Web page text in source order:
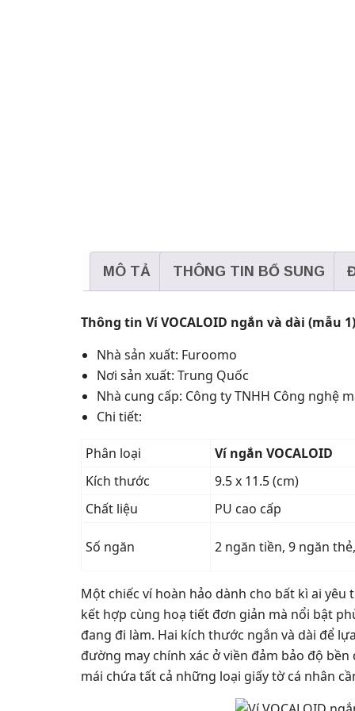
MÔ TẢ THÔNG TIN BỔ SUNG
Thông tin Ví VOCALOID ngắn và dài (mẫu
Nhà sản xuất: Furoomo
Nơi sản xuất: Trung Quốc
Nhà cung cấp: Công ty TNHH Công nghệ
Chi tiết:
Phân loại Ví ngắn VOCALOID
Kích thước
9.5 x 11.5 (cm)
Chất liệu
PU cao cấp
Số ngăn 2 ngăn tiền, 9 ngăn
Một chiếc ví hoàn hảo dành cho bất kì ai yêu
kết hợp cùng hoạ tiết đơn giản mà nổi bật
đang đi làm. Hai kích thước ngắn và dài để
đường may chính xác ở viền đảm bảo độ
mái chứa tất cả những loại giấy tờ cá nhân